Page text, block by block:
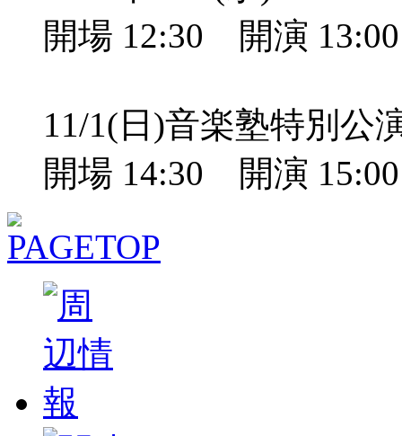
開場 12:30 開演
11/1(日)音楽塾特別公
開場 14:30 開演